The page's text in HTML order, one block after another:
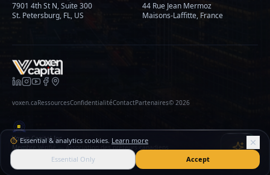
7901 4th St N, Suite 300
St. Petersburg, FL, US
44 Rue Jean Mermoz
Maisons-Laffitte, France
voxen.caRessourcesConfidentialitéContactPartenaires© 2026
Voxen Capital Inc.
Membre vérifié — Association des prêteurs canadiens
Essential & analytics cookies. Learn more
Essential Only Accept